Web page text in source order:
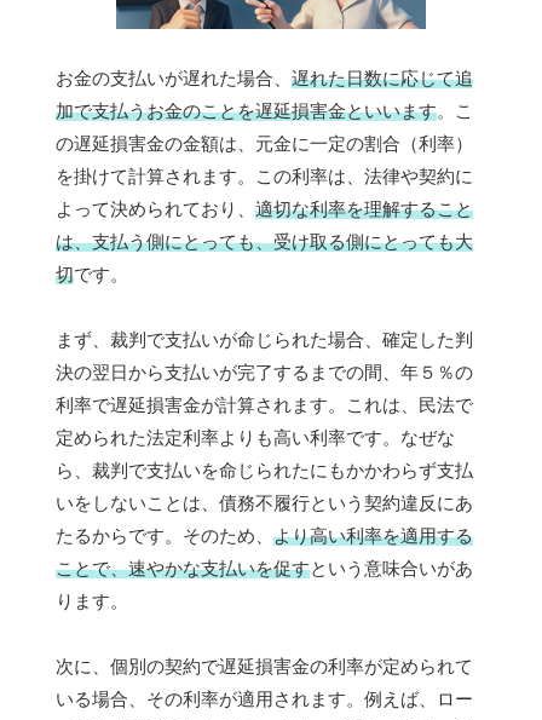
お金の支払いが遅れた場合、 遅れた日数に応じて追
加で支払うお金のことを遅延損害金といいます。こ
の遅延損害金の金額は、元金に一定の割合（利率）
を掛けて計算されます。この利率は、法律や契約に
よって決められており、 適切な利率を理解すること
は、支払う側にとっても、受け取る側にとっても大
切です。
まず、裁判で支払いが命じられた場合、確定した判
決の翌日から支払いが完了するまでの間、年５％の
利率で遅延損害金が計算されます。これは、民法で
定められた法定利率よりも高い利率です。なぜな
ら、裁判で支払いを命じられたにもかかわらず支払
いをしないことは、債務不履行という契約違反にあ
たるからです。そのため、 より高い利率を適用する
ことで、速やかな支払いを促すという意味合いがあ
ります。
次に、個別の契約で遅延損害金の利率が定められて
いる場合、その利率が適用されます。例えば、ロー